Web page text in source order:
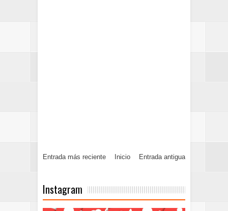
Entrada más reciente Entrada antigua
Inicio
Instagram